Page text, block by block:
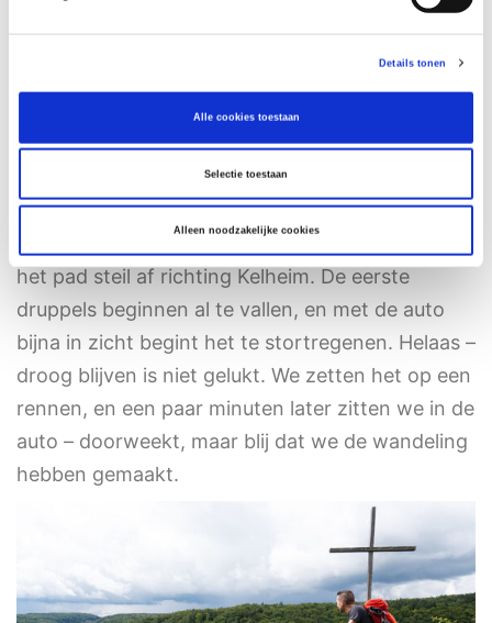
Details tonen
Alle cookies toestaan
Selectie toestaan
Alleen noodzakelijke cookies
zetten grote passen en hopen voor de regen
Het pad steekt nog een keer richting de rivier.
Wie wil kan hier een klein stukje verder lopen (al
is het bijna klauteren!) voor een blik op het
water. Vanaf een rots hebben we een prachtig
uitzicht over de omgeving. Het laatste stuk daalt
het pad steil af richting Kelheim. De eerste
druppels beginnen al te vallen, en met de auto
bijna in zicht begint het te stortregenen. Helaas –
droog blijven is niet gelukt. We zetten het op een
rennen, en een paar minuten later zitten we in de
auto – doorweekt, maar blij dat we de wandeling
hebben gemaakt.